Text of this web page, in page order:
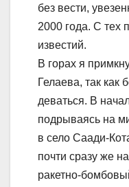
без вести,
2000 года. С тех
известий.
В горах я
Гелаева, так как
деваться. В
подрываясь на
в село Саади-
почти сразу же
ракетно-